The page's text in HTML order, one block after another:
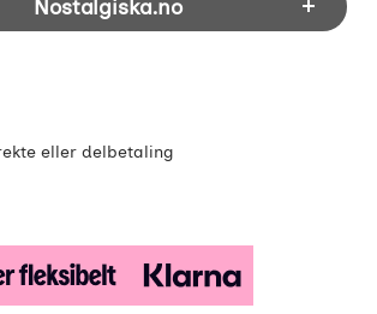
Nostalgiska.no
eller delbetaling